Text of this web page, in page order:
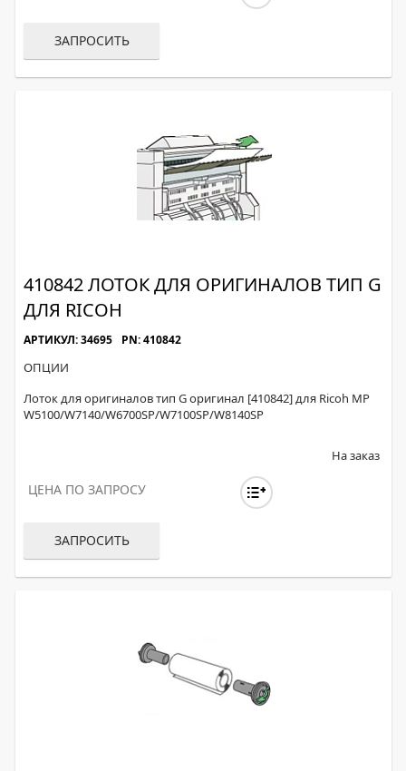
ЗАПРОСИТЬ
410842 ЛОТОК ДЛЯ ОРИГИНАЛОВ ТИП G
ДЛЯ RICOH
АРТИКУЛ: 34695 PN: 410842
ОПЦИИ
Лоток для оригиналов тип G оригинал [410842] для Ricoh MP
W5100/W7140/W6700SP/W7100SP/W8140SP
На заказ
ЦЕНА ПО ЗАПРОСУ
ЗАПРОСИТЬ